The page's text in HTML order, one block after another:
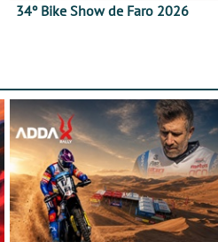
34º Bike Show de Faro 2026